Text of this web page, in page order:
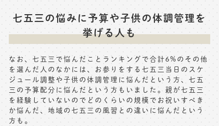
七五三の悩みに予算や子供の体調管理を
挙げる人も
なお、七五三で悩んだことランキングで合計6%のその他
を選んだ人のなかには、お参りをする七五三当日のスケ
ジュール調整や子供の体調管理に悩んだという方、七五
三の予算配分に悩んだという方もいました。親が七五三
を経験していないのでどのくらいの規模でお祝いすべき
か悩んだ、地域の七五三の風習との違いに悩んだという
方も。